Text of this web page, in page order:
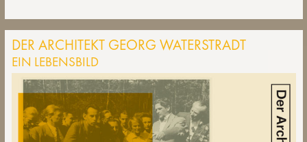
DER ARCHITEKT GEORG WATERSTRADT
EIN LEBENSBILD